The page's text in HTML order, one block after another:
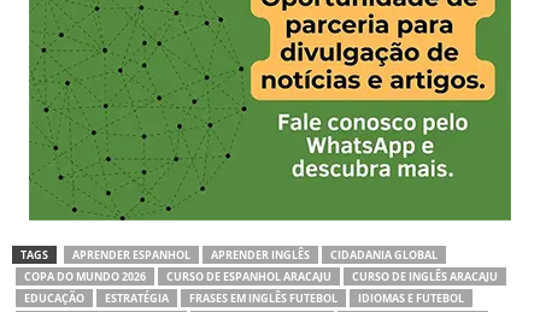
TAGS APRENDER ESPANHOL APRENDER INGLÊS
CIDADANIA GLOBAL
COPA DO MUNDO 2026
CURSO DE ESPANHOL ARACAJU
CURSO DE INGLÊS ARACAJU
EDUCAÇÃO
ESTRATÉGIA FRASES EM INGLÊS FUTEBOL
IDIOMAS E FUTEBOL